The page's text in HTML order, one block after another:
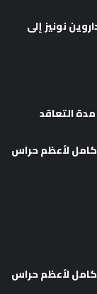
نونيز إلى
التعاقد
كامل لأعظم حراس
كامل لأعظم حراس